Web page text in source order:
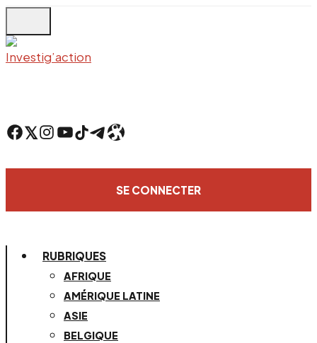
to
main
Facebook Twitter Instagram YouTube TikTok TelegramLien
SE CONNECTER
RUBRIQUES
AFRIQUE
AMÉRIQUE LATINE
ASIE
BELGIQUE